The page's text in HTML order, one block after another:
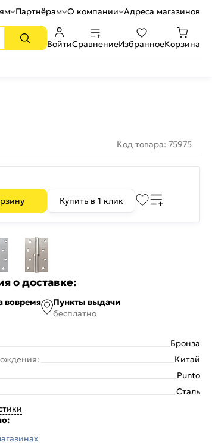
Партнёрам О компании Адреса магазинов
ВойтиСравнениеИзбранноеКорзина
Код товара: 75975
Купить в 1 клик
о доставке:
вовремя
Пункты выдачи
бесплатно
Бронза
Китай
Punto
Сталь